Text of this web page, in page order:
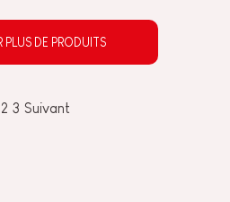
PLUS DE PRODUITS
2 3 Suivant